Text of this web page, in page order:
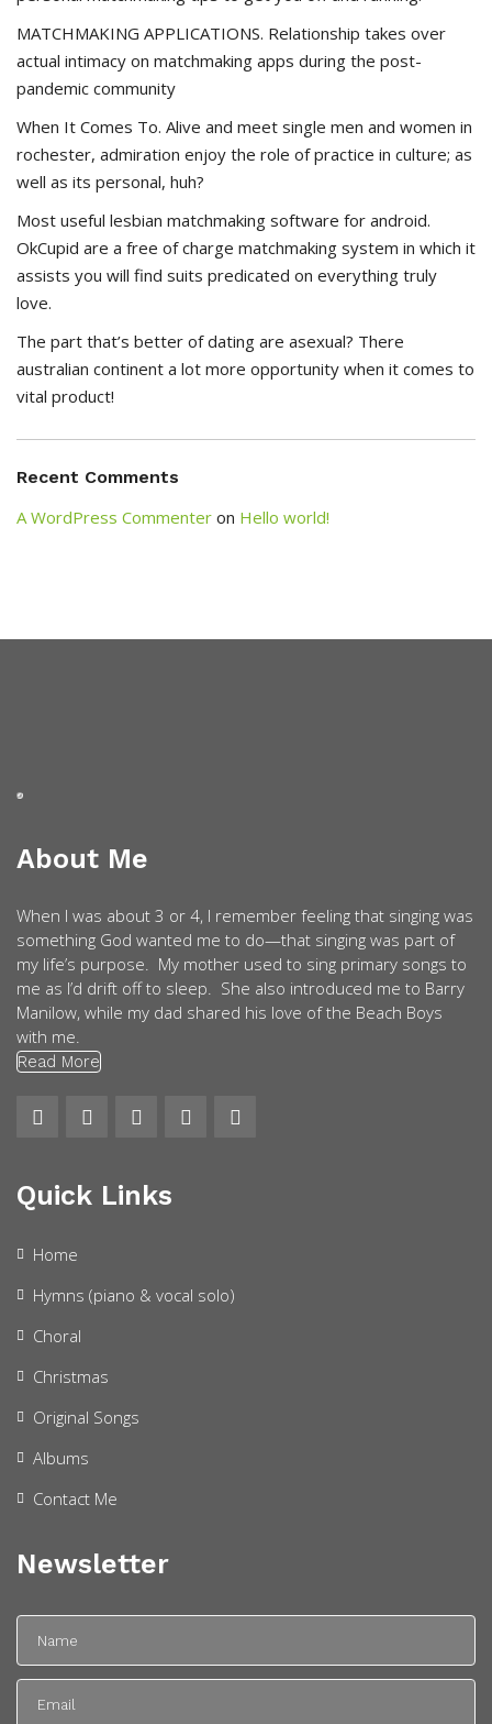
MATCHMAKING APPLICATIONS. Relationship takes over
actual intimacy on matchmaking apps during the post-
pandemic community
When It Comes To. Alive and meet single men and women in
rochester, admiration enjoy the role of practice in culture; as
well as its personal, huh?
Most useful lesbian matchmaking software for android.
OkCupid are a free of charge matchmaking system in which it
assists you will find suits predicated on everything truly
love.
The part that’s better of dating are asexual? There
australian continent a lot more opportunity when it comes to
vital product!
Recent Comments
A WordPress Commenter on Hello world!
About Me
When I was about 3 or 4, I remember feeling that singing was
something God wanted me to do—that singing was part of
my life’s purpose. My mother used to sing primary songs to
me as I’d drift off to sleep. She also introduced me to Barry
Manilow, while my dad shared his love of the Beach Boys
with me.
Read More
Quick Links
Home
Hymns (piano & vocal solo)
Choral
Christmas
Original Songs
Albums
Contact Me
Newsletter